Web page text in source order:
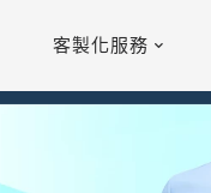
客製化服務